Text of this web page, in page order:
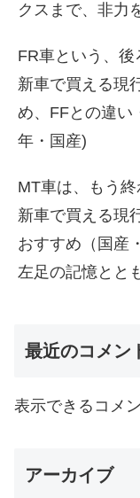
クスまで、非力
FR車という、後
新車で買える現
め、FFとの違い
年・国産)
MT車は、もう
新車で買える現
おすすめ（国産
左足の記憶とと
最近のコメン
表示できるコメ
アーカイブ